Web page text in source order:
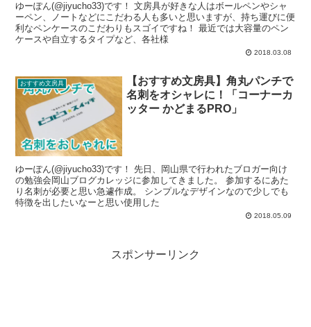
ゆーぽん(@jiyucho33)です！ 文房具が好きな人はボールペンやシャ
ーペン、ノートなどにこだわる人も多いと思いますが、持ち運びに便
利なペンケースのこだわりもスゴイですね！ 最近では大容量のペン
ケースや自立するタイプなど、各社様
2018.03.08
おすすめ文房具
【おすすめ文房具】角丸パンチで
名刺をオシャレに！「コーナーカ
ッター かどまるPRO」
ゆーぽん(@jiyucho33)です！ 先日、岡山県で行われたブロガー向け
の勉強会岡山ブログカレッジに参加してきました。 参加するにあた
り名刺が必要と思い急遽作成。 シンプルなデザインなので少しでも
特徴を出したいなーと思い使用した
2018.05.09
スポンサーリンク